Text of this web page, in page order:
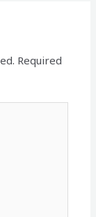
Required